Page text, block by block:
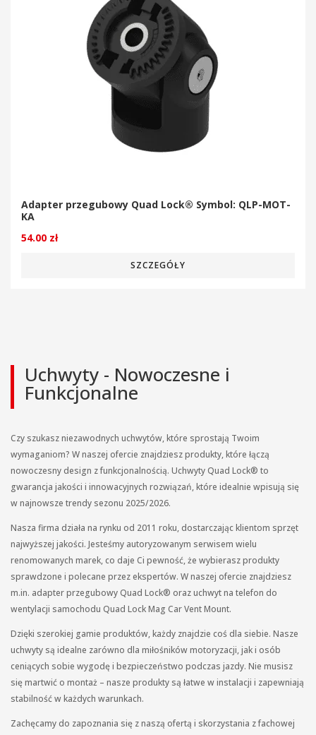
Adapter przegubowy Quad Lock® Symbol: QLP-MOT-
KA
54.00 zł
SZCZEGÓŁY
Uchwyty - Nowoczesne i
Funkcjonalne
Czy szukasz niezawodnych uchwytów, które sprostają Twoim
wymaganiom? W naszej ofercie znajdziesz produkty, które łączą
nowoczesny design z funkcjonalnością. Uchwyty Quad Lock® to
gwarancja jakości i innowacyjnych rozwiązań, które idealnie wpisują się
w najnowsze trendy sezonu 2025/2026.
Nasza firma działa na rynku od 2011 roku, dostarczając klientom sprzęt
najwyższej jakości. Jesteśmy autoryzowanym serwisem wielu
renomowanych marek, co daje Ci pewność, że wybierasz produkty
sprawdzone i polecane przez ekspertów. W naszej ofercie znajdziesz
m.in. adapter przegubowy Quad Lock® oraz uchwyt na telefon do
wentylacji samochodu Quad Lock Mag Car Vent Mount.
Dzięki szerokiej gamie produktów, każdy znajdzie coś dla siebie. Nasze
uchwyty są idealne zarówno dla miłośników motoryzacji, jak i osób
ceniących sobie wygodę i bezpieczeństwo podczas jazdy. Nie musisz
się martwić o montaż – nasze produkty są łatwe w instalacji i zapewniają
stabilność w każdych warunkach.
Zachęcamy do zapoznania się z naszą ofertą i skorzystania z fachowej